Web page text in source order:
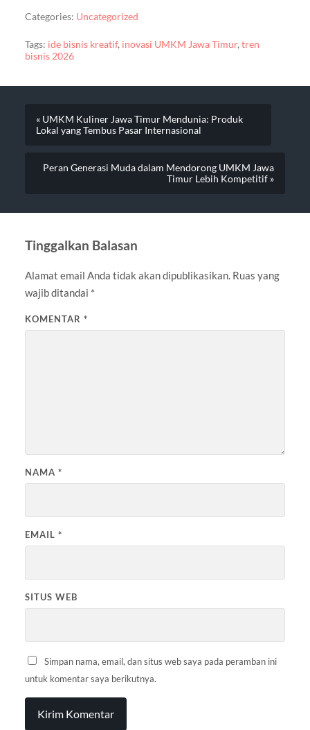
Categories: Uncategorized
Tags: ide bisnis kreatif, inovasi UMKM Jawa Timur,tren
bisnis 2026
« UMKM Kuliner Jawa Timur Mendunia: Produk
Lokal yang Tembus Pasar Internasional
Peran Generasi Muda dalam Mendorong UMKM Jawa
Timur Lebih Kompetitif »
Tinggalkan Balasan
Alamat email Anda tidak akan dipublikasikan. Ruas yang
wajib ditandai *
KOMENTAR *
NAMA *
EMAIL *
SITUS WEB
Simpan nama, email, dan situs web saya pada peramban ini
untuk komentar saya berikutnya.